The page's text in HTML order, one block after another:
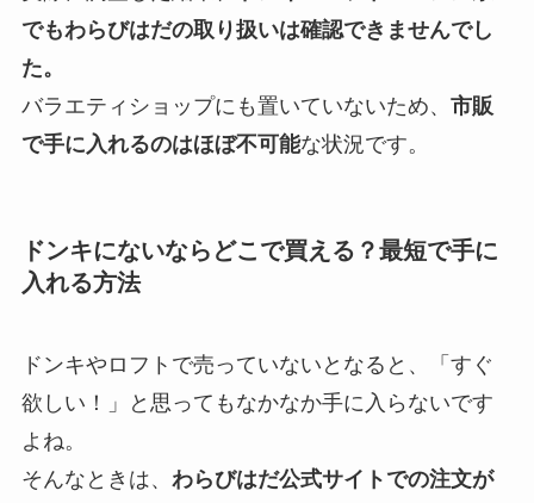
でもわらびはだの取り扱いは確認できませんでし
た。
バラエティショップにも置いていないため、 市販
で手に入れるのはほぼ不可能な状況です。
ドンキにないならどこで買える？最短で手に
入れる方法
ドンキやロフトで売っていないとなると、「すぐ
欲しい！」と思ってもなかなか手に入らないです
よね。
そんなときは、 わらびはだ公式サイトでの注文が